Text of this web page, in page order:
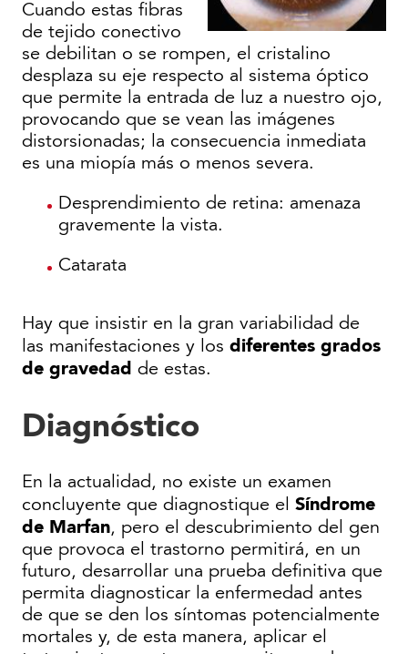
Cuando estas fibras
de tejido conectivo
se debilitan o se rompen, el cristalino
desplaza su eje respecto al sistema óptico
que permite la entrada de luz a nuestro ojo,
provocando que se vean las imágenes
distorsionadas; la consecuencia inmediata
es una miopía más o menos severa.
Desprendimiento de retina: amenaza
gravemente la vista.
Catarata
Hay que insistir en la gran variabilidad de
las manifestaciones y los diferentes grados
de gravedad de estas.
Diagnóstico
En la actualidad, no existe un examen
concluyente que diagnostique el Síndrome
de Marfan, pero el descubrimiento del gen
que provoca el trastorno permitirá, en un
futuro, desarrollar una prueba definitiva que
permita diagnosticar la enfermedad antes
de que se den los síntomas potencialmente
mortales y, de esta manera, aplicar el